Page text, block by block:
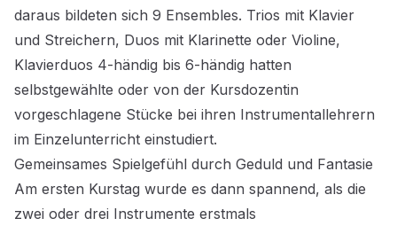
daraus bildeten sich 9 Ensembles. Trios mit Klavier
und Streichern, Duos mit Klarinette oder Violine,
Klavierduos 4-händig bis 6-händig hatten
selbstgewählte oder von der Kursdozentin
vorgeschlagene Stücke bei ihren Instrumentallehrern
im Einzelunterricht einstudiert.
Gemeinsames Spielgefühl durch Geduld und Fantasie
Am ersten Kurstag wurde es dann spannend, als die
zwei oder drei Instrumente erstmals